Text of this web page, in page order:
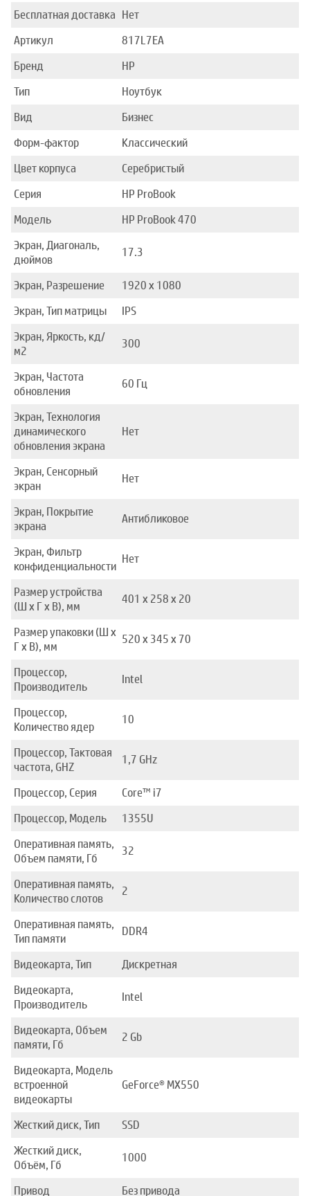
Бесплатная доставка Нет
Артикул
817L7EA
Бренд
HP
Тип
Ноутбук
Вид
Бизнес
Форм-фактор
Классический
Цвет корпуса
Серебристый
Серия
HP ProBook
Модель
HP ProBook 470
Экран, Диагональ,
дюймов
17.3
Экран, Разрешение
1920 x 1080
Экран, Тип матрицы
IPS
Экран, Яркость, кд/
м2
300
Экран, Частота
обновления
60 Гц
Экран, Технология
динамического
обновления экрана
Нет
Экран, Сенсорный
экран
Нет
Экран, Покрытие
экрана
Антибликовое
Экран, Фильтр
конфиденциальности
Нет
Размер устройства
(Ш x Г x В), мм
401 x 258 x 20
Размер упаковки (Ш x
Г x В), мм
520 x 345 x 70
Процессор,
Производитель
Intel
Процессор,
Количество ядер
10
Процессор, Тактовая
частота, GHZ
1,7 GHz
Процессор, Серия
Core™ i7
Процессор, Модель
1355U
Оперативная память,
Объем памяти, Гб
32
Оперативная память,
Количество слотов
2
Оперативная память,
Тип памяти
DDR4
Видеокарта, Тип
Дискретная
Видеокарта,
Производитель
Intel
Видеокарта, Объем
памяти, Гб
2 Gb
Видеокарта, Модель
встроенной
видеокарты
GeForce® MX550
Жесткий диск, Тип
SSD
Жесткий диск,
Объём, Гб
1000
Привод Без привода